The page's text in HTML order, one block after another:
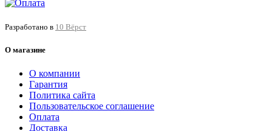
Разработано в 10 Вёрст
О магазине
О компании
Гарантия
Политика сайта
Пользовательское соглашение
Оплата
Доставка